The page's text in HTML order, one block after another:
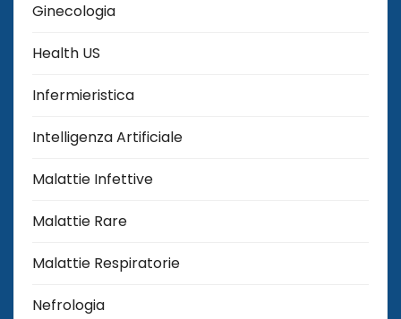
Ginecologia
Health US
Infermieristica
Intelligenza Artificiale
Malattie Infettive
Malattie Rare
Malattie Respiratorie
Nefrologia